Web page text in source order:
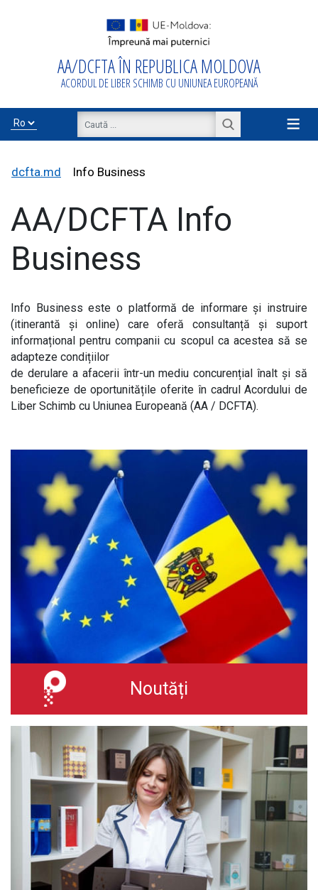
AA/DCFTA ÎN REPUBLICA MOLDOVA
ACORDUL DE LIBER SCHIMB CU UNIUNEA EUROPEANĂ
≡
Export/Import
E-Bibliotecă
dcfta.md Info Business
AA/DCFTA Info
Business
Info Business este o platformă de informare și instruire
(itinerantă și online) care oferă consultanță și suport
informațional pentru companii cu scopul ca acestea să se
adapteze condițiilor
de derulare a afacerii într-un mediu concurențial înalt și să
beneficieze de oportunitățile oferite în cadrul Acordului de
Liber Schimb cu Uniunea Europeană (AA / DCFTA).
Noutăți